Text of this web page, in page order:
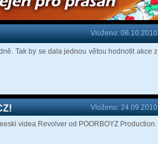
Vloženo: 06.10.2010
Tak by se dala jednou větou hodnotit akce z
Vloženo: 24.09.2010
videa Revolver od POORBOYZ Production.